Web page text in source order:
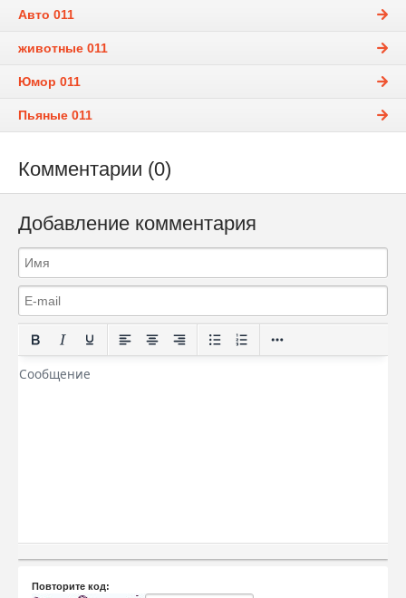
Авто 011
животные 011
Юмор 011
Пьяные 011
Комментарии (0)
Добавление комментария
Повторите код: